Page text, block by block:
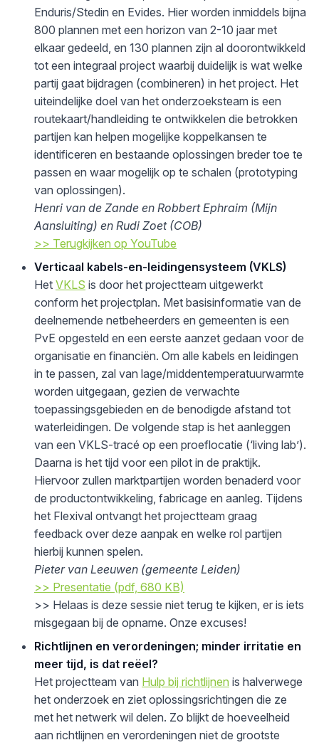
Enduris/Stedin en Evides. Hier worden inmiddels bijna
800 plannen met een horizon van 2-10 jaar met
elkaar gedeeld, en 130 plannen zijn al doorontwikkeld
tot een integraal project waarbij duidelijk is wat welke
partij gaat bijdragen (combineren) in het project. Het
uiteindelijke doel van het onderzoeksteam is een
routekaart/handleiding te ontwikkelen die betrokken
partijen kan helpen mogelijke koppelkansen te
identificeren en bestaande oplossingen breder toe te
passen en waar mogelijk op te schalen (prototyping
van oplossingen).
Henri van de Zande en Robbert Ephraim (Mijn
Aansluiting) en Rudi Zoet (COB)
>> Terugkijken op YouTube
Verticaal kabels-en-leidingensysteem (VKLS)
Het VKLS is door het projectteam uitgewerkt
conform het projectplan. Met basisinformatie van de
deelnemende netbeheerders en gemeenten is een
PvE opgesteld en een eerste aanzet gedaan voor de
organisatie en financiën. Om alle kabels en leidingen
in te passen, zal van lage/middentemperatuurwarmte
worden uitgegaan, gezien de verwachte
toepassingsgebieden en de benodigde afstand tot
waterleidingen. De volgende stap is het aanleggen
van een VKLS-tracé op een proeflocatie (‘living lab’).
Daarna is het tijd voor een pilot in de praktijk.
Hiervoor zullen marktpartijen worden benaderd voor
de productontwikkeling, fabricage en aanleg. Tijdens
het Flexival ontvangt het projectteam graag
feedback over deze aanpak en welke rol partijen
hierbij kunnen spelen.
Pieter van Leeuwen (gemeente Leiden)
>> Presentatie (pdf, 680 KB)
>> Helaas is deze sessie niet terug te kijken, er is iets
misgegaan bij de opname. Onze excuses!
Richtlijnen en verordeningen; minder irritatie en
meer tijd, is dat reëel?
Het projectteam van Hulp bij richtlijnen is halverwege
het onderzoek en ziet oplossingsrichtingen die ze
met het netwerk wil delen. Zo blijkt de hoeveelheid
aan richtlijnen en verordeningen niet de grootste